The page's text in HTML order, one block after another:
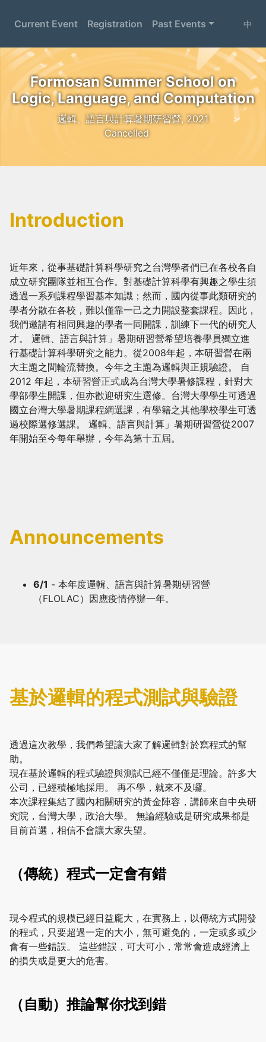
Current Event Registration Past Events 中
Formosan Summer School on
Logic, Language, and Computation
邏輯、語言與計算暑期研習營, 2021
Cancelled
Introduction
近年來，從事基礎計算科學研究之台灣學者們已在各校各自
成立研究團隊並相互合作。對基礎計算科學有興趣之學生須
透過一系列課程學習基本知識；然而，國內從事此類研究的
學者分散在各校，難以僅靠一己之力開設整套課程。因此，
我們邀請有相同興趣的學者一同開課，訓練下一代的研究人
才。 邏輯、語言與計算」暑期研習營希望培養學員獨立進
行基礎計算科學研究之能力。從2008年起，本研習營在兩
大主題之間輪流替換。今年之主題為邏輯與正規驗證。 自
2012 年起，本研習營正式成為台灣大學暑修課程，針對大
學部學生開課，但亦歡迎研究生選修。台灣大學學生可透過
國立台灣大學暑期課程網選課，有學籍之其他學校學生可透
過校際選修選課。 邏輯、語言與計算」暑期研習營從2007
年開始至今每年舉辦，今年為第十五屆。
Announcements
6/1 - 本年度邏輯、語言與計算暑期研習營
（FLOLAC）因應疫情停辦一年。
基於邏輯的程式測試與驗證
透過這次教學，我們希望讓大家了解邏輯對於寫程式的幫
助。
現在基於邏輯的程式驗證與測試已經不僅僅是理論。許多大
公司，已經積極地採用。 再不學，就來不及囉。
本次課程集結了國內相關研究的黃金陣容，講師來自中央研
究院，台灣大學，政治大學。 無論經驗或是研究成果都是
目前首選，相信不會讓大家失望。
（傳統）程式一定會有錯
現今程式的規模已經日益龐大，在實務上，以傳統方式開發
的程式，只要超過一定的大小，無可避免的，一定或多或少
會有一些錯誤。 這些錯誤，可大可小，常常會造成經濟上
的損失或是更大的危害。
（自動）推論幫你找到錯